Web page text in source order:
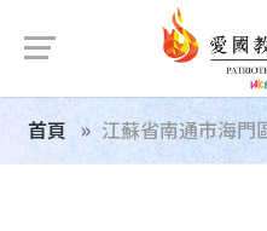
首頁 江蘇省南通市海門